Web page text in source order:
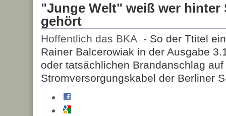
"Junge Welt" weiß wer hinter
gehört
Hoffentlich das BKA - So der Ttitel
Rainer Balcerowiak in der Ausgabe
oder tatsächlichen Brandanschlag auf
Stromversorgungskabel der Berliner